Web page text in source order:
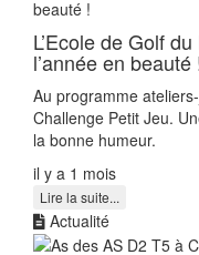
L’Ecole de Golf
l’année en beauté
Au programme
Challenge Petit Jeu.
la bonne humeur.
il y a 1 mois
Lire la suite...
Actualité